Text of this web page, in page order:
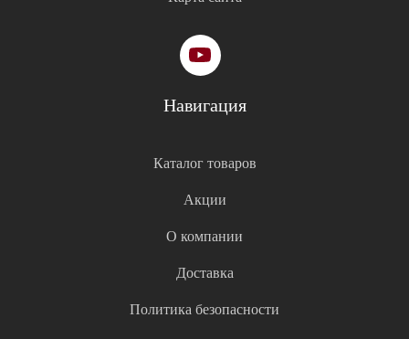
Навигация
Каталог товаров
Акции
О компании
Доставка
Политика безопасности